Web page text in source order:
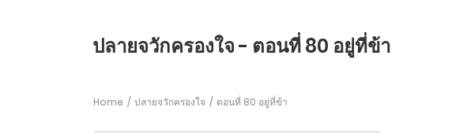
ปลายจวักครองใจ - ตอนที่ 80 อยู่ที่ข้า
Home ปลายจวักครองใจ ตอนที่ 80 อยู่ที่ข้า